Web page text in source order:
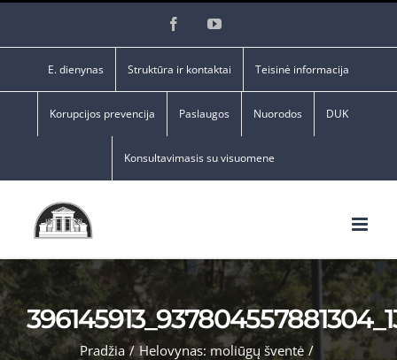
FacebookYouTube
E. dienynas Struktūra ir kontaktai Teisinė informacija
Korupcijos prevencija Paslaugos Nuorodos DUK
Konsultavimasis su visuomene
Pradžia / Helovynas: moliūgų šventė /